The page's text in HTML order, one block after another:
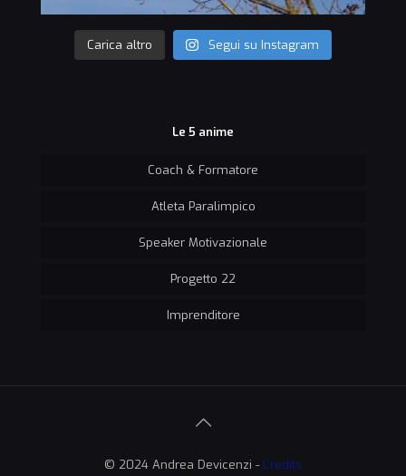
Carica altro Segui su Instagram
Le 5 anime
Coach & Formatore
Atleta Paralimpico
Speaker Motivazionale
Progetto 22
Imprenditore
© 2024 Andrea Devicenzi - Credits